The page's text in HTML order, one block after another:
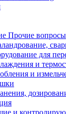
Прочие вопросы
для
и
и
и